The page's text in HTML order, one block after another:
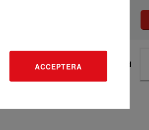
ACCEPTERA Hitta verkstad